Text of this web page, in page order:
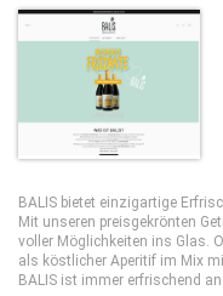
BALIS bietet einzigartige
Mit unseren preisgekrönten
voller Möglichkeiten ins Glas.
als köstlicher Aperitif im Mix
BALIS ist immer erfrischend